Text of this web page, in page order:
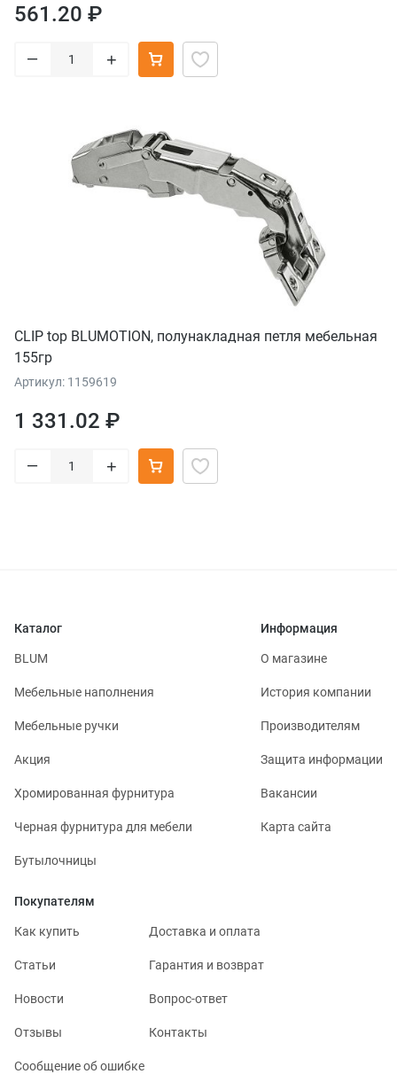
561.20 ₽
– +
CLIP top BLUMOTION, полунакладная петля мебельная
155гр
Артикул: 1159619
1 331.02 ₽
– +
Каталог
BLUM
Мебельные наполнения
Мебельные ручки
Акция
Хромированная фурнитура
Черная фурнитура для мебели
Бутылочницы
Информация
О магазине
История компании
Производителям
Защита информации
Вакансии
Карта сайта
Покупателям
Как купить Доставка и оплата
Статьи Гарантия и возврат
Новости Вопрос-ответ
Отзывы Контакты
Сообщение об ошибке